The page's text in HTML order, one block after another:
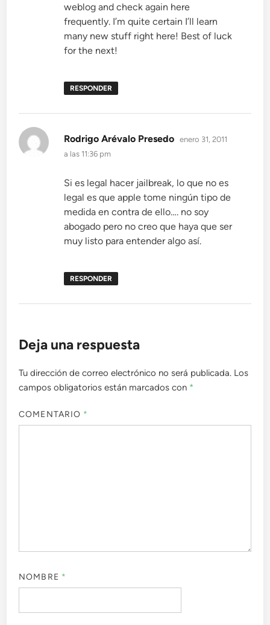
weblog and check again here
frequently. I’m quite certain I’ll learn
many new stuff right here! Best of luck
for the next!
RESPONDER
Rodrigo Arévalo Presedo dice:
enero 31, 2011
a las 11:36 pm
Si es legal hacer jailbreak, lo que no es
legal es que apple tome ningún tipo de
medida en contra de ello…. no soy
abogado pero no creo que haya que ser
muy listo para entender algo así.
RESPONDER
Deja una respuesta
Tu dirección de correo electrónico no será publicada. Los
campos obligatorios están marcados con *
COMENTARIO *
NOMBRE *